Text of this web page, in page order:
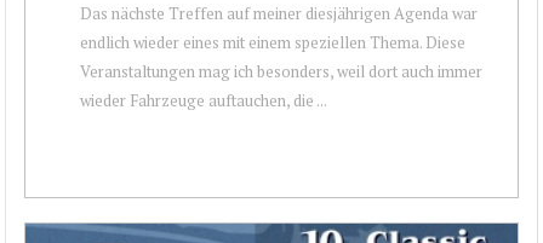
Das nächste Treffen auf meiner diesjährigen Agenda war
endlich wieder eines mit einem speziellen Thema. Diese
Veranstaltungen mag ich besonders, weil dort auch immer
wieder Fahrzeuge auftauchen, die ...